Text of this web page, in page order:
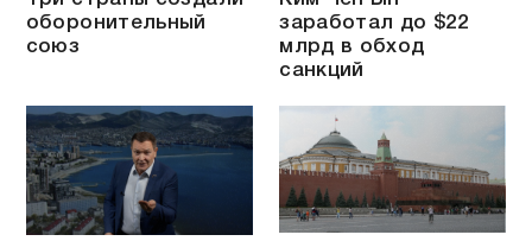
оборонительный
союз
заработал до $22
млрд в обход
санкций